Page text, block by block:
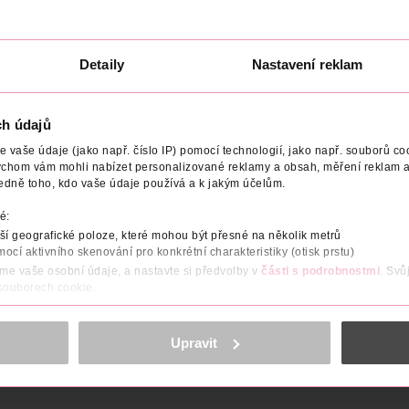
Detaily Nastavení reklam
údajů
vaše údaje (jako např. číslo IP) pomocí technologií, jako např. souborů
vám mohli nabízet personalizované reklamy a obsah, měření reklam
toho, kdo vaše údaje používá a k jakým účelům.
geografické poloze, které mohou být přesné na několik metrů
aktivního skenování pro konkrétní charakteristiky (otisk prstu)
vaše osobní údaje, a nastavte si předvolby v části s podrobnostmi.
cookie.
a reklam, funkcí sociálních médií, analýze návštěvnosti, které
osobních údajů.
<
Upravit
CLUB cena
TYP PŘÍPRAVKU VYROBENO V VÝROBCE/DODAVATEL
Sunkissed Express 1 Hour Tan je vaše řešení! Tato
odstín po 8 hodinách. Vytvořena s láskou k vaší pleti i
cestu k dokonalému opálení s Express 1 Hour Tan od